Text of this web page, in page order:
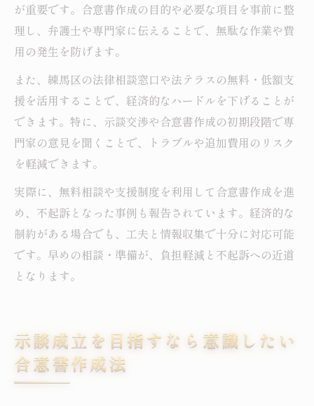
が重要です。合意書作成の目的や必要な項目を事前に整
理し、弁護士や専門家に伝えることで、無駄な作業や費
用の発生を防げます。
また、練馬区の法律相談窓口や法テラスの無料・低額支
援を活用することで、経済的なハードルを下げることが
できます。特に、示談交渉や合意書作成の初期段階で専
門家の意見を聞くことで、トラブルや追加費用のリスク
を軽減できます。
実際に、無料相談や支援制度を利用して合意書作成を進
め、不起訴となった事例も報告されています。経済的な
制約がある場合でも、工夫と情報収集で十分に対応可能
です。早めの相談・準備が、負担軽減と不起訴への近道
となります。
示談成立を目指すなら意識したい
合意書作成法